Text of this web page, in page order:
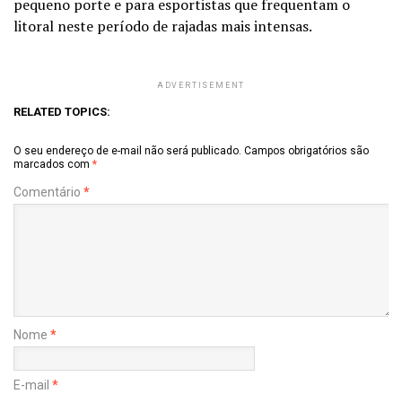
pequeno porte e para esportistas que frequentam o
litoral neste período de rajadas mais intensas.
ADVERTISEMENT
RELATED TOPICS:
O seu endereço de e-mail não será publicado. Campos obrigatórios são
marcados com *
Comentário *
Nome *
E-mail *